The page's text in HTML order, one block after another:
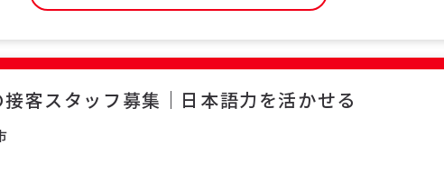
員として安定した雇用形態で、長期的なキャリア形成が可能です。シフト制
客スタッフ募集｜日本語力を活かせる